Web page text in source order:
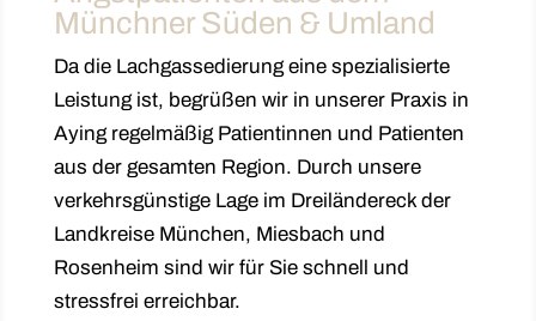
Münchner Süden & Umland
Da die Lachgassedierung eine spezialisierte
Leistung ist, begrüßen wir in unserer Praxis in
Aying regelmäßig Patientinnen und Patienten
aus der gesamten Region. Durch unsere
verkehrsgünstige Lage im Dreiländereck der
Landkreise München, Miesbach und
Rosenheim sind wir für Sie schnell und
stressfrei erreichbar.